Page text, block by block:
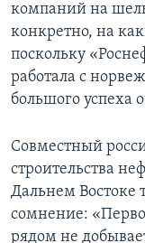
компаний на
конкретно, на
поскольку
работала с
большого успеха
Совместный
строительства
Дальнем Востоке
сомнение:
рядом не